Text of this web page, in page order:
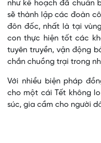
như kế hoạch đã chuẩn
sẽ thành lập các đoàn
đôn đốc, nhất là tại
con thực hiện tốt các
tuyên truyền, vận động
chắn chuồng trại trong
Với nhiều biện pháp
cho một cái Tết không
súc, gia cầm cho người